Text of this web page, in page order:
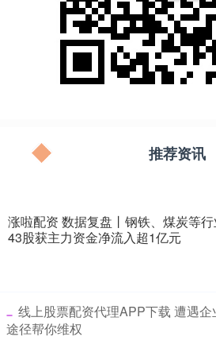
推荐资讯
涨啦配资 数据复盘丨钢铁、煤炭等
43股获主力资金净流入超1亿元
线上股票配资代理APP下载 遭遇
途径帮你维权